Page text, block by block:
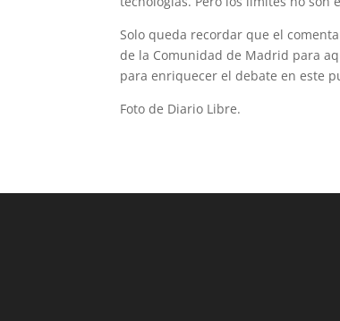
Solo queda recordar que el
de la Comunidad de Madrid para
para enriquecer el debate en este
Foto de Diario Libre.